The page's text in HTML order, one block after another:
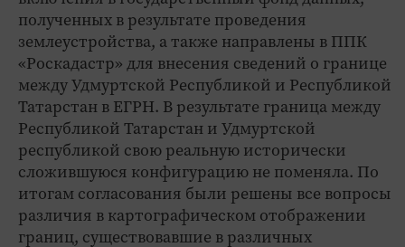
полученных в результате проведения
землеустройства, а также направлены в ППК
«Роскадастр» для внесения сведений о границе
между Удмуртской Республикой и Республикой
Татарстан в ЕГРН. В результате граница между
Республикой Татарстан и Удмуртской
республикой свою реальную исторически
сложившуюся конфигурацию не поменяла. По
итогам согласования были решены все вопросы
различия в картографическом отображении
границ, существовавшие в различных